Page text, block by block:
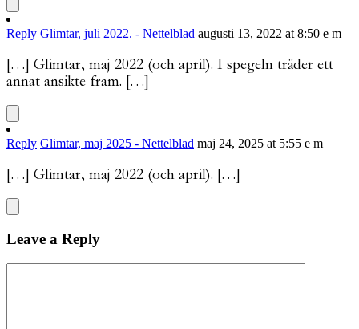
Reply Glimtar, juli 2022. - Nettelblad augusti 13, 2022 at 8:50 e m
[…] Glimtar, maj 2022 (och april). I spegeln träder ett
annat ansikte fram. […]
Reply Glimtar, maj 2025 - Nettelblad maj 24, 2025 at 5:55 e m
[…] Glimtar, maj 2022 (och april). […]
Leave a Reply